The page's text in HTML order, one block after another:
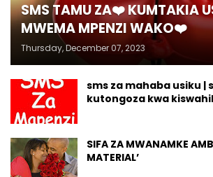
SMS TAMU ZA❤️ KUMTAKIA
MWEMA MPENZI WAKO❤️
Thursday, December 07, 2023
sms za mahaba usiku |
kutongoza kwa
SIFA ZA MWANAMKE
MATERIAL’